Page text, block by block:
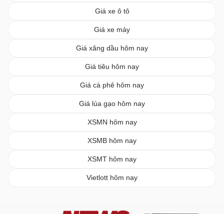
Giá xe ô tô
Giá xe máy
Giá xăng dầu hôm nay
Giá tiêu hôm nay
Giá cà phê hôm nay
Giá lúa gạo hôm nay
XSMN hôm nay
XSMB hôm nay
XSMT hôm nay
Vietlott hôm nay